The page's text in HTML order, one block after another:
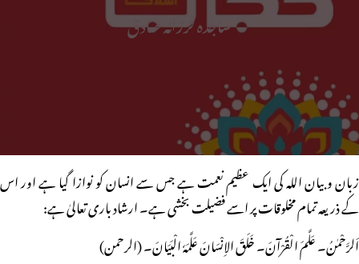
ساجدہ فرزانہ صادق
زبان وبیان اللہ کی ایک عظیم نعمت ہے جس سے انسان کو نوازا گیا ہے اور اس
کے ذریعہ تمام مخلوقات پر اسے فضیلت بخشی ہے۔ ارشاد باری تعالیٰ ہے:
اَلرَّحْمٰنُ۔ عَلَّمَ الْقُرْآنَ۔ خَلَقَ الاِنْسَانَ عَلَّمَہٗ الْبَیَانَ۔ (الرحمن)